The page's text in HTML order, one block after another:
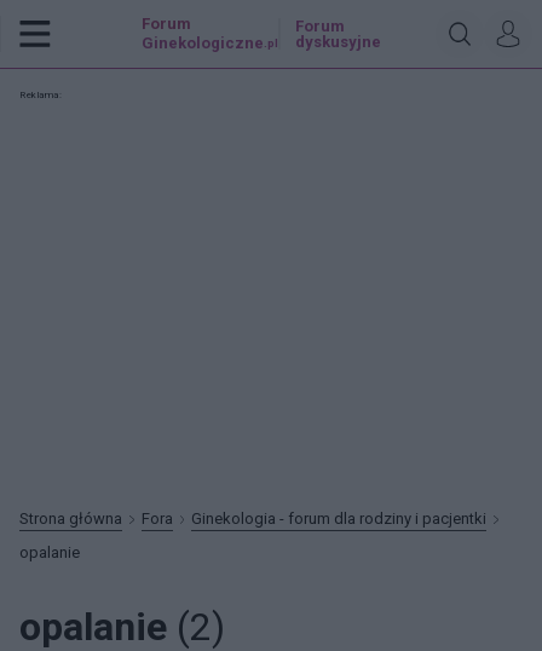
Forum
Ginekologiczne .pl
Forum
dyskusyjne
Reklama:
Strona główna Fora
Ginekologia - forum dla rodziny i pacjentki
opalanie
opalanie (2)